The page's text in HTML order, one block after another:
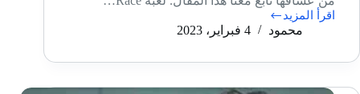
اقرأ المزيد
مراجعة
Master
محمود 4 فبراير، 2023